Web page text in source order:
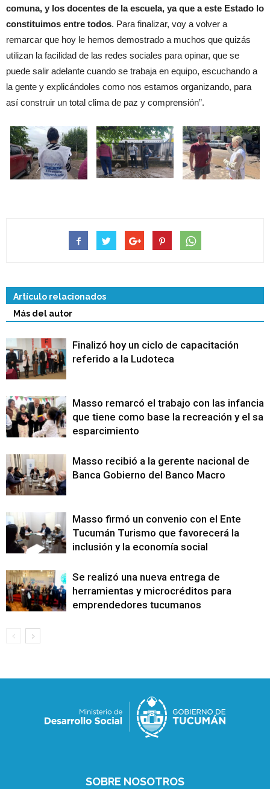
comuna, y los docentes de la escuela, ya que a este Estado lo
constituimos entre todos. Para finalizar, voy a volver a
remarcar que hoy le hemos demostrado a muchos que quizás
utilizan la facilidad de las redes sociales para opinar, que se
puede salir adelante cuando se trabaja en equipo, escuchando a
la gente y explicándoles como nos estamos organizando, para
así construir un total clima de paz y comprensión”.
Artículo relacionados
Más del autor
Finalizó hoy un ciclo de capacitación
referido a la Ludoteca
Masso remarcó el trabajo con las infancias
que tiene como base la recreación y el
esparcimiento
Masso recibió a la gerente nacional de
Banca Gobierno del Banco Macro
Masso firmó un convenio con el Ente
Tucumán Turismo que favorecerá la
inclusión y la economía social
Se realizó una nueva entrega de
herramientas y microcréditos para
emprendedores tucumanos
SOBRE NOSOTROS